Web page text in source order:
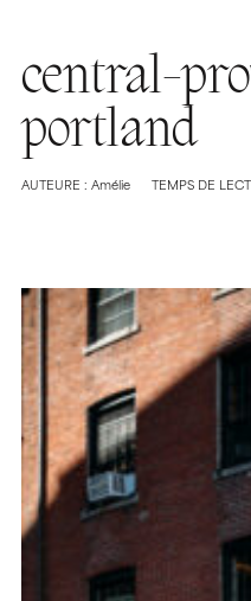
central-
portland
AUTEURE : Amélie TEMPS DE